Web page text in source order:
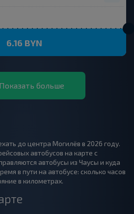
6.16 BYN
Показать больше
до центра Могилёв в 2026 году.
автобусов на карте с
автобусы из Чаусы и куда
в пути на автобусе: сколько часов
в километрах.